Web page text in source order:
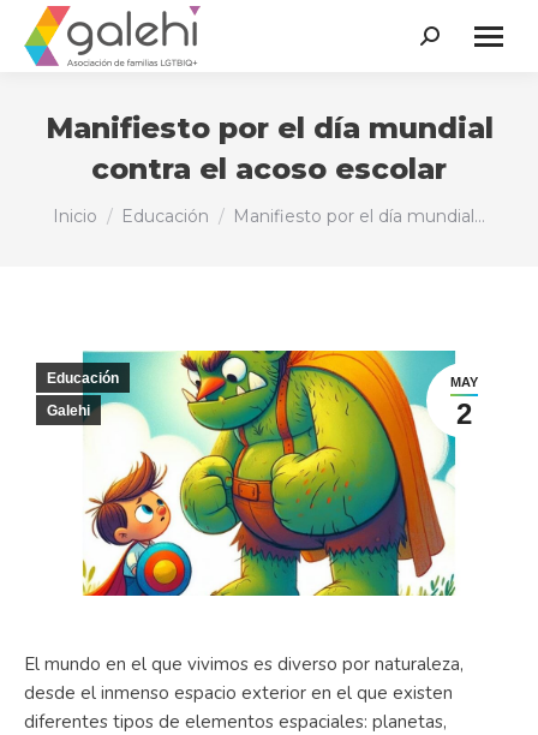
Buscar:
Manifiesto por el día mundial
contra el acoso escolar
Estás aquí:
Inicio Educación Manifiesto por el día mundial…
MAY
2
Educación
Galehi
El mundo en el que vivimos es diverso por naturaleza,
desde el inmenso espacio exterior en el que existen
diferentes tipos de elementos espaciales: planetas,